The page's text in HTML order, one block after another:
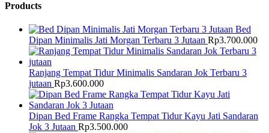
Products
Bed
Dipan Minimalis Jati Morgan Terbaru 3 Jutaan Rp3.700.000
Ranjang Tempat Tidur Minimalis Sandaran Jok Terbaru 3
jutaan Rp3.600.000
Dipan Bed Frame Rangka Tempat Tidur Kayu Jati Sandaran
Jok 3 Jutaan Rp3.500.000